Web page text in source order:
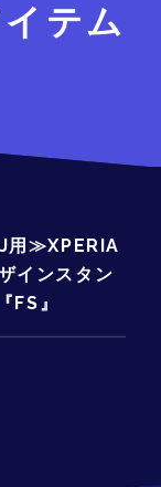
テム
用≫XPERIA
インスタン
FS』